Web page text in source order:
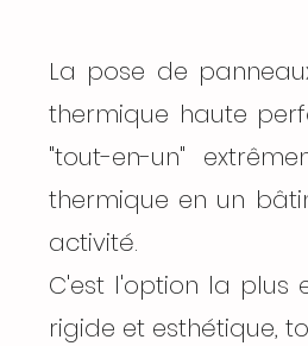
La pose de
thermique haute
"tout-en-un"
thermique en un
activité.
C'est l'option la plus
rigide et esthétique,